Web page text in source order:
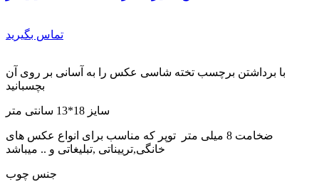
تماس بگیرید
با برداشتن برچسب تخته شاسی عکس را به آسانی بر روی آن
بچسبانید
سایز 18*13 سانتی متر
ضخامت 8 میلی متر توپر که مناسب برای انواع عکس های
خانگی,ترییناتی ,تبلیغاتی و .. میباشد
جنس چوب